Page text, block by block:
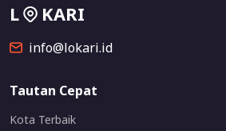
L KARI
info@lokari.id
Tautan Cepat
Kota Terbaik